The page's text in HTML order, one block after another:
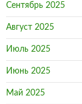
Сентябрь 2025
Август 2025
Июль 2025
Июнь 2025
Май 2025